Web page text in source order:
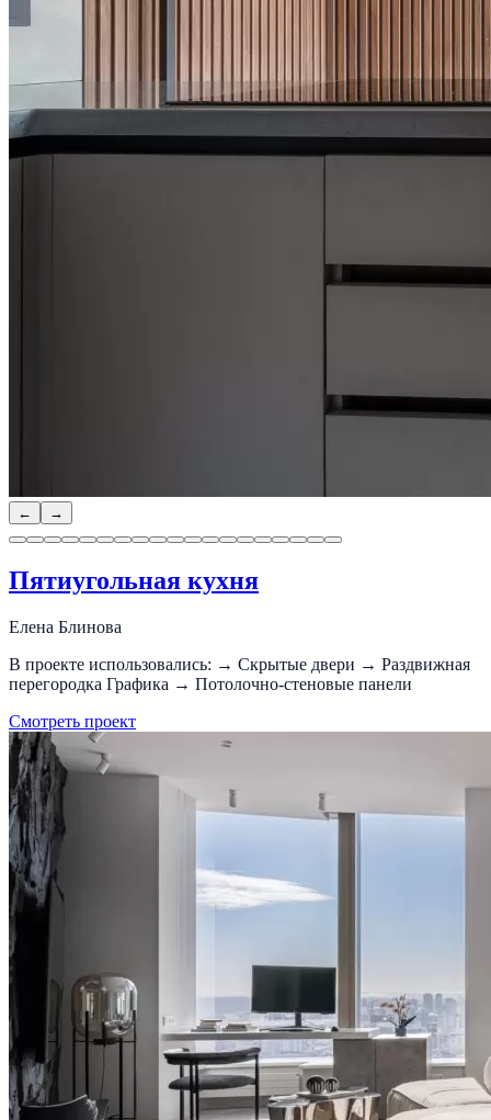
← →
Пятиугольная кухня
Елена Блинова
В проекте использовались: → Скрытые двери → Раздвижная
перегородка Графика → Потолочно-стеновые панели
Смотреть проект